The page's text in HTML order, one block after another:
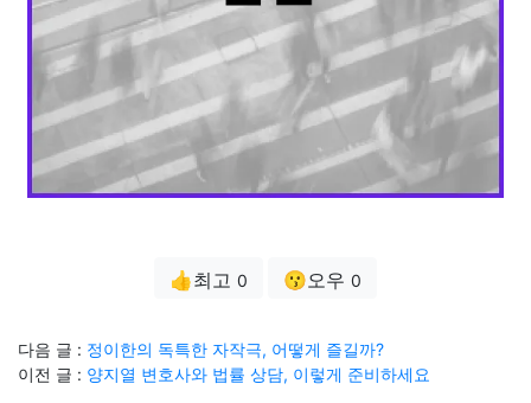
👍최고 0 😗오우 0
다음 글 : 정이한의 독특한 자작극, 어떻게 즐길까?
이전 글 : 양지열 변호사와 법률 상담, 이렇게 준비하세요